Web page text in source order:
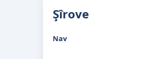
Şîrove
Nav